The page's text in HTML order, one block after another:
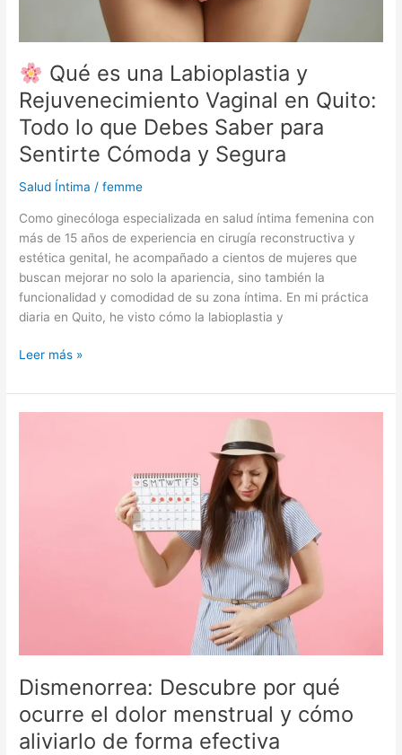
Qué es una Labioplastia y
Rejuvenecimiento Vaginal en Quito:
Todo lo que Debes Saber para
Sentirte Cómoda y Segura
Salud Íntima /femme
Como ginecóloga especializada en salud íntima femenina con
más de 15 años de experiencia en cirugía reconstructiva y
estética genital, he acompañado a cientos de mujeres que
buscan mejorar no solo la apariencia, sino también la
funcionalidad y comodidad de su zona íntima. En mi práctica
diaria en Quito, he visto cómo la labioplastia y
que
Debes
Saber
para
Sentirte
Cómoda
y
Segura
Leer más »
Dismenorrea: Descubre por qué
ocurre el dolor menstrual y cómo
aliviarlo de forma efectiva
forma
efectiva